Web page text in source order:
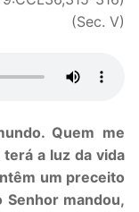
(Sec. V)
Quem me
a luz da vida
um preceito
Senhor mandou,